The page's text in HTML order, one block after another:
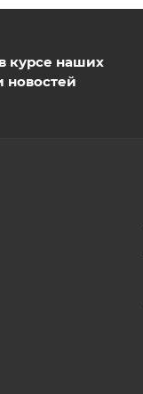
курсе наших
новостей